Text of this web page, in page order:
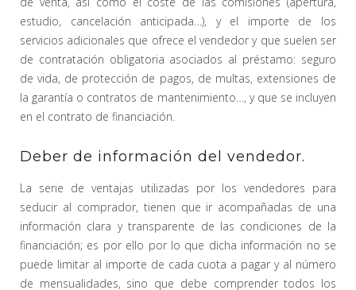
estudio, cancelación anticipada…), y el importe de los
servicios adicionales que ofrece el vendedor y que suelen ser
de contratación obligatoria asociados al préstamo: seguro
de vida, de protección de pagos, de multas, extensiones de
la garantía o contratos de mantenimiento…, y que se incluyen
en el contrato de financiación.
Deber de información del vendedor.
La serie de ventajas utilizadas por los vendedores para
seducir al comprador, tienen que ir acompañadas de una
información clara y transparente de las condiciones de la
financiación; es por ello por lo que dicha información no se
puede limitar al importe de cada cuota a pagar y al número
de mensualidades, sino que debe comprender todos los